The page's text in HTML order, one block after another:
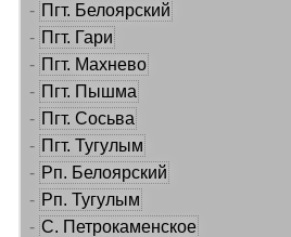
- Пгт. Белоярский
- Пгт. Гари
- Пгт. Махнево
- Пгт. Пышма
- Пгт. Сосьва
- Пгт. Тугулым
- Рп. Белоярский
- Рп. Тугулым
- С. Петрокаменское